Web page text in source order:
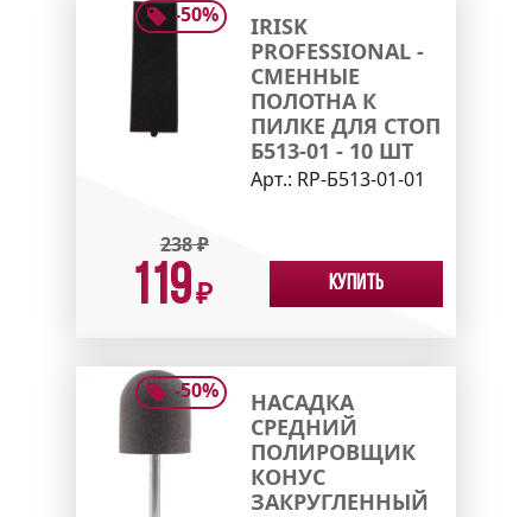
-50%
IRISK
PROFESSIONAL -
СМЕННЫЕ
ПОЛОТНА К
ПИЛКЕ ДЛЯ СТОП
Б513-01 - 10 ШТ
Арт.: RP-Б513-01-01
238₽
119₽ Купить
-50%
НАСАДКА
СРЕДНИЙ
ПОЛИРОВЩИК
КОНУС
ЗАКРУГЛЕННЫЙ